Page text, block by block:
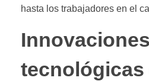
hasta los trabajadores en el
Innovaciones
tecnológicas